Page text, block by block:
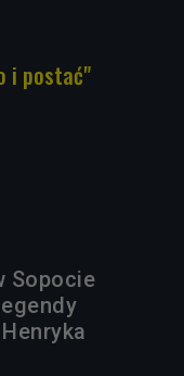
i postać"
Sopocie